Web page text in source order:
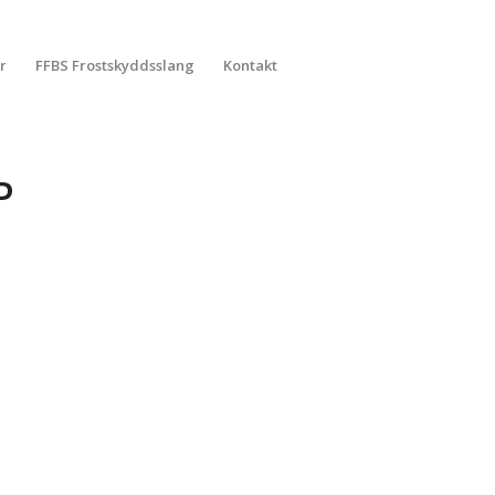
FFBS Frostskyddsslang Kontakt